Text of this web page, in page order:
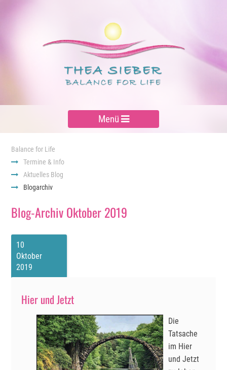
Menü
Balance for Life
Termine & Info
Aktuelles Blog
Blogarchiv
Blog-Archiv Oktober 2019
10
Oktober
2019
Hier und Jetzt
Die
Tatsache
im Hier
und Jetzt